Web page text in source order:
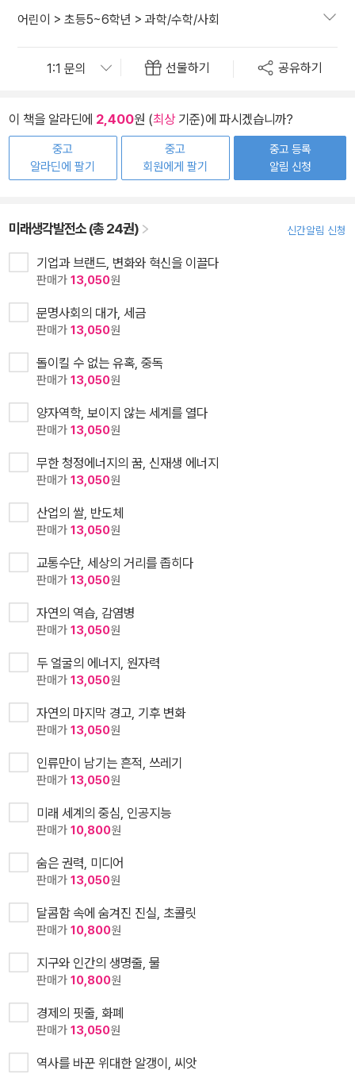
어린이 > 초등5~6학년 > 과학/수학/사회
선물하기 공유하기
이 책을 알라딘에 2,400원 (최상기준)에 파시겠습니까?
중고
알라딘에 팔기
중고
회원에게 팔기
중고 등록
알림 신청
미래생각발전소 (총 24권) 신간알림 신청
기업과 브랜드, 변화와 혁신을 이끌다
판매가 13,050원
문명사회의 대가, 세금
판매가 13,050원
돌이킬 수 없는 유혹, 중독
판매가 13,050원
양자역학, 보이지 않는 세계를 열다
판매가 13,050원
무한 청정에너지의 꿈, 신재생 에너지
판매가 13,050원
산업의 쌀, 반도체
판매가 13,050원
교통수단, 세상의 거리를 좁히다
판매가 13,050원
자연의 역습, 감염병
판매가 13,050원
두 얼굴의 에너지, 원자력
판매가 13,050원
자연의 마지막 경고, 기후 변화
판매가 13,050원
인류만이 남기는 흔적, 쓰레기
판매가 13,050원
미래 세계의 중심, 인공지능
판매가 10,800원
숨은 권력, 미디어
판매가 13,050원
달콤함 속에 숨겨진 진실, 초콜릿
판매가 10,800원
지구와 인간의 생명줄, 물
판매가 10,800원
경제의 핏줄, 화폐
판매가 13,050원
역사를 바꾼 위대한 알갱이, 씨앗